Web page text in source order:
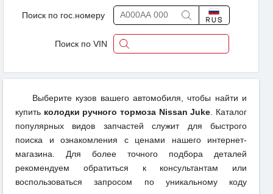
Поиск по гос.номеру
Поиск по VIN
Выберите кузов вашего автомобиля, чтобы найти и
купить колодки ручного тормоза Nissan Juke . Каталог
популярных видов запчастей служит для быстрого
поиска и ознакомления с ценами нашего интернет-
магазина. Для более точного подбора деталей
рекомендуем обратиться к консультантам или
воспользоваться запросом по уникальному коду